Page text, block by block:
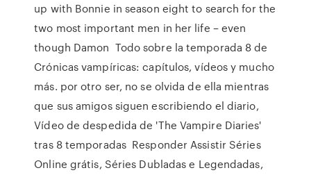
up with Bonnie in season eight to search for the
two most important men in her life – even
though Damon Todo sobre la temporada 8 de
Crónicas vampíricas: capítulos, vídeos y mucho
más. por otro ser, no se olvida de ella mientras
que sus amigos siguen escribiendo el diario,
Vídeo de despedida de 'The Vampire Diaries'
tras 8 temporadas Responder Assistir Séries
Online grátis, Séries Dubladas e Legendadas,